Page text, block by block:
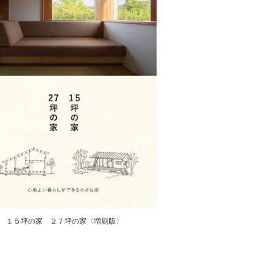
１５坪の家 ２７坪の家〈増刷版〉